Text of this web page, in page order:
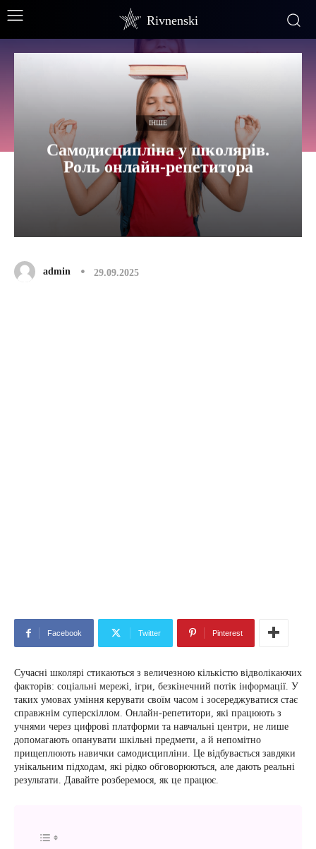
Rivnenski
ІНШЕ
Самодисципліна у школярів.
Роль онлайн-репетитора
admin 29.09.2025
Facebook Twitter Pinterest
Сучасні школярі стикаються з величезною кількістю відволікаючих
факторів: соціальні мережі, ігри, безкінечний потік інформації. У
таких умовах уміння керувати своїм часом і зосереджуватися стає
справжнім суперскіллом. Онлайн-репетитори, які працюють з
учнями через цифрові платформи та навчальні центри, не лише
допомагають опанувати шкільні предмети, а й непомітно
прищеплюють навички самодисципліни. Це відбувається завдяки
унікальним підходам, які рідко обговорюються, але дають реальні
результати. Давайте розберемося, як це працює.